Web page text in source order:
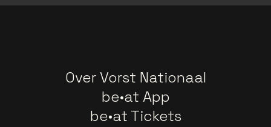
Over Vorst Nationaal
be•at App
be•at Tickets